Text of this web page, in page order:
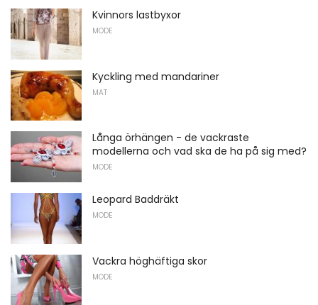
Kvinnors lastbyxor
MODE
Kyckling med mandariner
MAT
Långa örhängen - de vackraste
modellerna och vad ska de ha på sig med?
MODE
Leopard Baddräkt
MODE
Vackra höghäftiga skor
MODE